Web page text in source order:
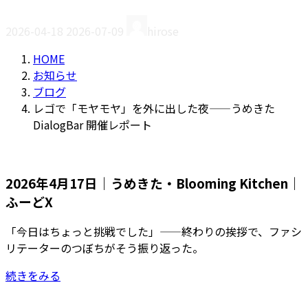
新
日
時
:
HOME
お知らせ
ブログ
レゴで「モヤモヤ」を外に出した夜——うめきた
DialogBar 開催レポート
2026年4月17日｜うめきた・Blooming Kitchen｜
ふーどX
「今日はちょっと挑戦でした」——終わりの挨拶で、ファシ
リテーターのつぼちがそう振り返った。
続きをみる